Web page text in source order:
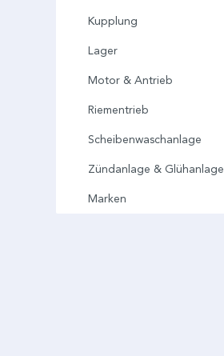
Kupplung
Lager
Motor & Antrieb
Riementrieb
Scheibenwaschanlage
Zündanlage & Glühanlage
Marken